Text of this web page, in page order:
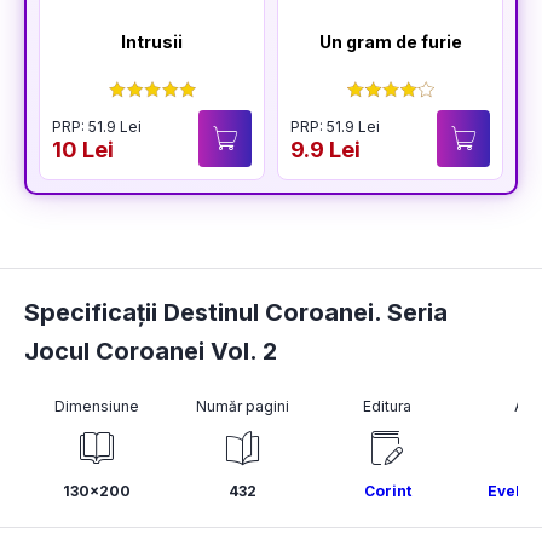
Intrusii
PRP: 51.9 Lei
10 Lei
Un gram de furie
PRP: 51.9 Lei
9.9 Lei
Specificații Destinul Coroanei. Seria
Jocul Coroanei Vol. 2
Dimensiune
130x200
Număr pagini
432
Editura
Corint Evelyn